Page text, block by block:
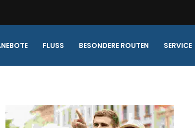
FLUSS BESONDERE ROUTEN SERVICE